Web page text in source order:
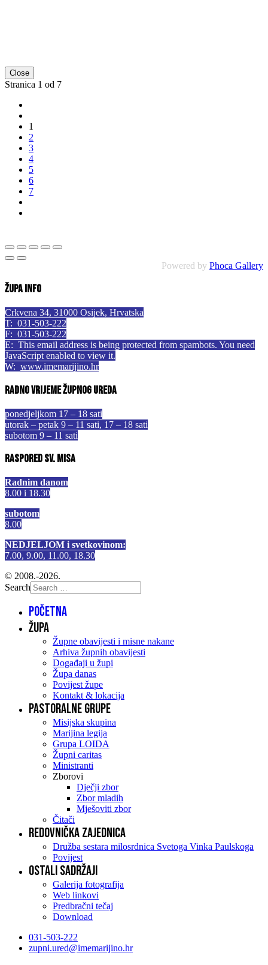
Close
Stranica 1 od 7
1
2
3
4
5
6
7
Powered by Phoca Gallery
Župa info
Crkvena 34, 31000 Osijek, Hrvatska
T: 031-503-222
F: 031-503-222
E: This email address is being protected from spambots. You need
JavaScript enabled to view it.
W: www.imemarijino.hr
Radno vrijeme župnog ureda
ponedjeljkom 17 – 18 sati
utorak – petak 9 – 11 sati, 17 – 18 sati
subotom 9 – 11 sati
Raspored sv. misa
Radnim danom
8.00 i 18.30
subotom
8.00
NEDJELJOM i svetkovinom:
7.00, 9.00, 11.00, 18.30
© 2008.-2026.
Search
Početna
Župa
Župne obavijesti i misne nakane
Arhiva župnih obavijesti
Događaji u župi
Župa danas
Povijest župe
Kontakt & lokacija
Pastoralne grupe
Misijska skupina
Marijina legija
Grupa LOIDA
Župni caritas
Ministranti
Zborovi
Dječji zbor
Zbor mladih
Mješoviti zbor
Čitači
Redovnička zajednica
Družba sestara milosrdnica Svetoga Vinka Paulskoga
Povijest
Ostali sadržaji
Galerija fotografija
Web linkovi
Predbračni tečaj
Download
031-503-222
zupni.ured@imemarijino.hr